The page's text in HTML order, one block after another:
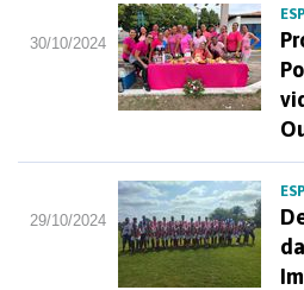
30/10/2024
29/10/2024